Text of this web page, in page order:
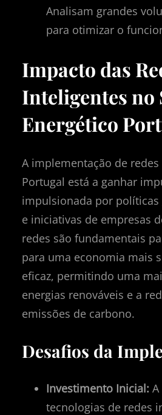
Analisam grandes
para otimizar o
Impacto das
Inteligentes no
Energético
A implementação de
Portugal está a ganhar
impulsionada por políticas
e iniciativas de empresas
redes são fundamentais
para uma economia mais
eficaz, permitindo uma
energias renováveis e a
emissões de carbono.
Desafios da
Investimento Inicial:
tecnologias de redes